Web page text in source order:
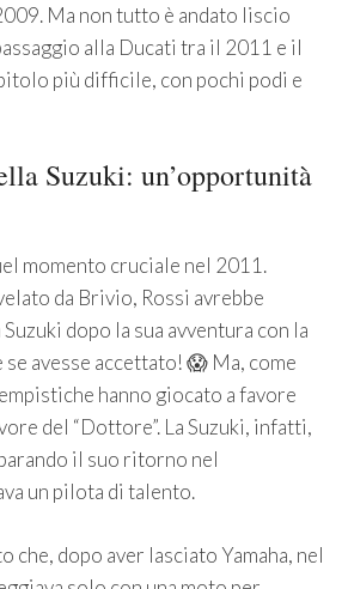
Ma non tutto è andato liscio
alla Ducati tra il 2011 e il
più difficile, con pochi podi e
Suzuki: un’opportunità
momento cruciale nel 2011.
da Brivio, Rossi avrebbe
dopo la sua avventura con la
se avesse accettato! 😱 Ma, come
hanno giocato a favore
del “Dottore”. La Suzuki, infatti,
il suo ritorno nel
un pilota di talento.
che, dopo aver lasciato Yamaha, nel